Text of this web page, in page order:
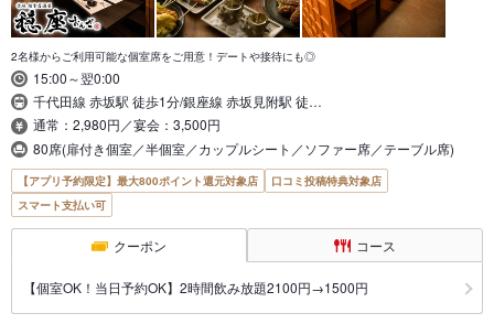
2名様からご利用可能な個室席をご用意！デートや接待にも◎
15:00～翌0:00
千代田線 赤坂駅 徒歩1分/銀座線 赤坂見附駅 徒…
通常：2,980円／宴会：3,500円
80席(扉付き個室／半個室／カップルシート／ソファー席／テーブル席)
【アプリ予約限定】最大800ポイント還元対象店
口コミ投稿特典対象店
スマート支払い可
クーポン コース
【個室OK！当日予約OK】2時間飲み放題2100円→1500円